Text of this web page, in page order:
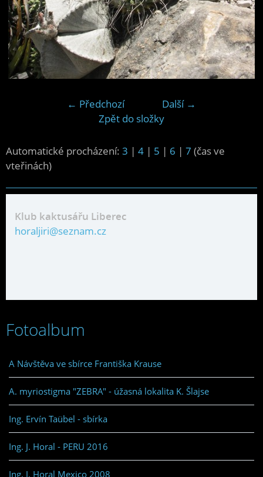
← Předchozí
Další →
Zpět do složky
Automatické procházení: 3 | 4 | 5 | 6 | 7 (čas ve
vteřinách)
Klub kaktusářu Liberec
horaljiri@seznam.cz
Fotoalbum
A Návštěva ve sbírce Františka Krause
A. myriostigma "ZEBRA" - úžasná lokalita K. Šlajse
Ing. Ervín Taübel - sbírka
Ing. J. Horal - PERU 2016
Ing. J. Horal Mexico 2008